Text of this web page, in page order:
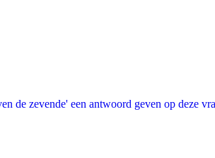
de zevende' een antwoord geven op deze